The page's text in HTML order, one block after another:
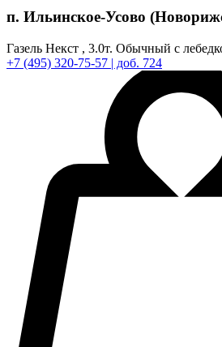
п. Ильинское-Усово
Газель Некст , 3.0т. Обычный с
+7 (495) 320-75-57 | доб. 724